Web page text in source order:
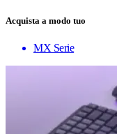
Acquista a modo tuo
MX Serie